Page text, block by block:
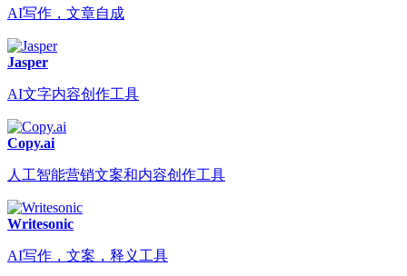
AI写作，文章自成
Jasper
AI文字内容创作工具
Copy.ai
人工智能营销文案和内容创作工具
Writesonic
AI写作，文案，释义工具